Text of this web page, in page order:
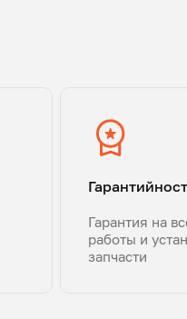
Гарантия на
работы и
запчасти